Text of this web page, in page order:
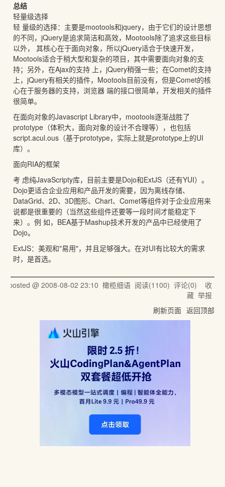
总结
轻量级选择
轻 量级的选择：主要是mootools和jquery，由于它们的设计思想
的不同，jQuery是追求简洁和高效，Mootools除了追求这些目标
以外， 其核心在于面向对象，所以jQuery适合于快速开发，
Mootools适合于稍大型和复杂的项目，其中需要面向对象的支
持；另外，在Ajax的支持 上，jQuery稍强一些；在Comet的支持
上，jQuery有相关的插件，Mootools目前没有，但是Comet的核
心在于服务器的支持，浏览器 端的接口很简单，开发相关的插件
很简单。
在面向对象的Javascript Library中，mootools逐渐战胜了
prototype（体积大，面向对象的设计不合理等），也包括
script.acul.ous（基于prototype，实际上就是prototype上的UI
库）。
面向RIA的框架
考 虑纯JavaScripty库，目前主要是Dojo和ExtJS（还有YUI）。
Dojo更适合企业应用和产品开发的需要，因为离线存储、
DataGrid、2D、3D图形、Chart、Comet等组件对于企业应用来
说都是很重要的（当然这些组件还要等一段时间才能稳定下
来）。例 如，BEA基于Mashup技术开发的产品中已经使用了
Dojo。
ExtJS：美观和"易用"，并且足够强大。在对UI有比较大的需求
时，是首选。
posted @ 2008-08-02 23:10 橄榄细语阅读(1100) 评论(0) 收
藏 举报
刷新页面 返回顶部